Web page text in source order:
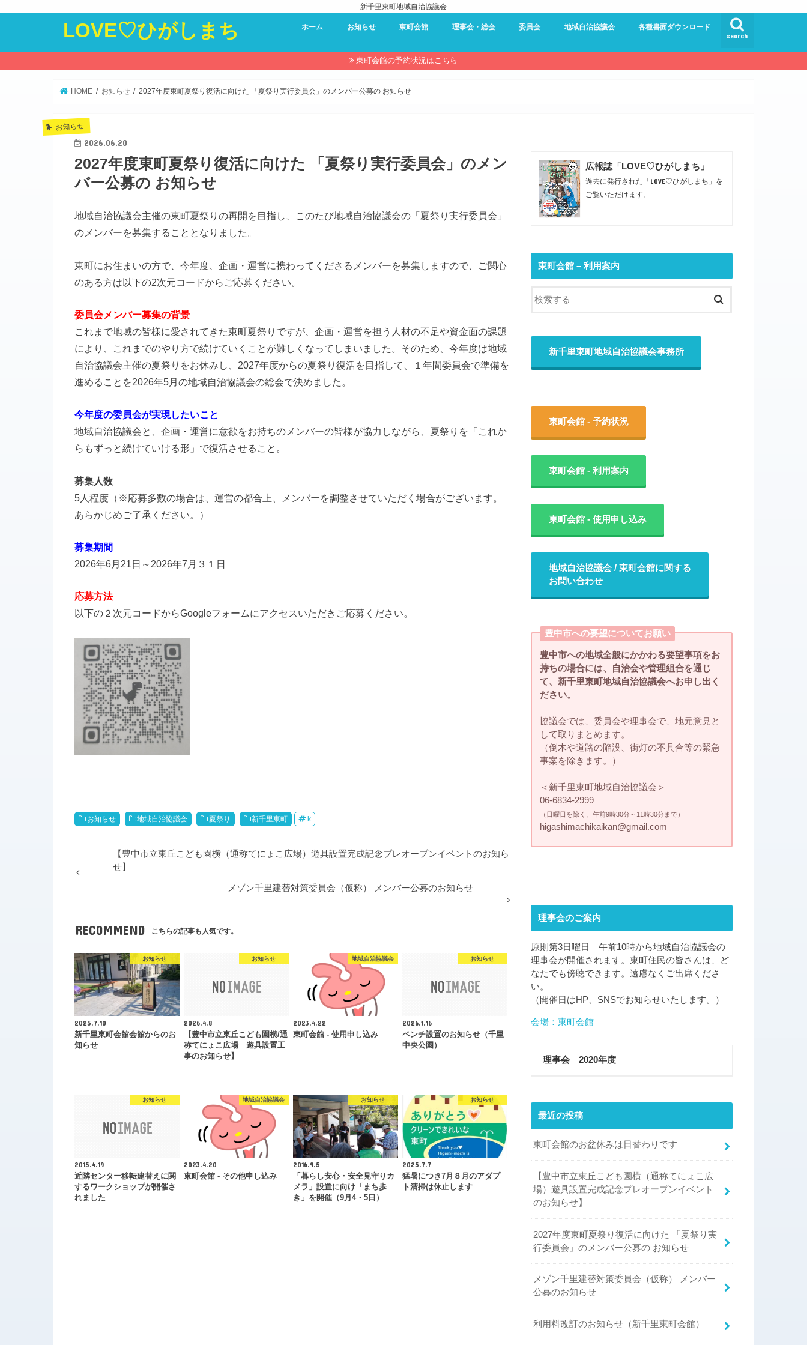
新千里東町地域自治協議会
LOVE♡ひがしまち search
ホーム お知らせ 東町会館
東町会館 – 利用案内
東町会館 – 予約状況
東町会館 – 使用申し込み
理事会・総会
理事会・総会
過去の理事会・総会資料
委員会
防災委員会
環境委員会
夏祭り
近隣センター委員会
キャンドルロード
東町会館
広報委員会
地域自治協議会 各種書面ダウンロード
東町会館の予約状況はこちら
HOME お知らせ 2027年度東町夏祭り復活に向けた 「夏祭り実行委員会」のメンバー公募の お知らせ
お知らせ
2026.06.20
2027年度東町夏祭り復活に向けた 「夏祭り実行委員会」のメン
バー公募の お知らせ
地域自治協議会主催の東町夏祭りの再開を目指し、このたび地域自治協議会の「夏祭り実行委員会」
のメンバーを募集することとなりました。
東町にお住まいの方で、今年度、企画・運営に携わってくださるメンバーを募集しますので、ご関心
のある方は以下の2次元コードからご応募ください。
委員会メンバー募集の背景
これまで地域の皆様に愛されてきた東町夏祭りですが、企画・運営を担う人材の不足や資金面の課題
により、これまでのやり方で続けていくことが難しくなってしまいました。そのため、今年度は地域
自治協議会主催の夏祭りをお休みし、2027年度からの夏祭り復活を目指して、１年間委員会で準備を
進めることを2026年5月の地域自治協議会の総会で決めました。
今年度の委員会が実現したいこと
地域自治協議会と、企画・運営に意欲をお持ちのメンバーの皆様が協力しながら、夏祭りを「これか
らもずっと続けていける形」で復活させること。
募集人数
5人程度（※応募多数の場合は、運営の都合上、メンバーを調整させていただく場合がございます。
あらかじめご了承ください。）
募集期間
2026年6月21日～2026年7月３１日
応募方法
以下の２次元コードからGoogleフォームにアクセスいただきご応募ください。
お知らせ 地域自治協議会 夏祭り 新千里東町 k
【豊中市立東丘こども園横（通称てにょこ広場）遊具設置完成記念プレオープンイベントのお知ら
せ】
メゾン千里建替対策委員会（仮称） メンバー公募のお知らせ
RECOMMEND こちらの記事も人気です。
お知らせ
2025.7.10
新千里東町会館会館からのお
知らせ
お知らせ
2026.4.8
【豊中市立東丘こども園横/通
称てにょこ広場 遊具設置工
事のお知らせ】
地域自治協議会
2023.4.22
東町会館 - 使用申し込み
お知らせ
2026.1.16
ベンチ設置のお知らせ（千里
中央公園）
お知らせ
2015.4.19
近隣センター移転建替えに関
するワークショップが開催さ
れました
地域自治協議会
2023.4.20
東町会館 - その他申し込み
お知らせ
2016.9.5
「暮らし安心・安全見守りカ
メラ」設置に向け「まち歩
き」を開催（9月4・5日）
お知らせ
2025.7.7
猛暑につき7月８月のアダプ
ト清掃は休止します
広報誌「LOVE♡ひがしまち」
過去に発行された「LOVE♡ひがしまち」を
ご覧いただけます。
東町会館 – 利用案内
新千里東町地域自治協議会事務所
東町会館 - 予約状況
東町会館 - 利用案内
東町会館 - 使用申し込み
地域自治協議会 / 東町会館に関する
お問い合わせ
豊中市への要望についてお願い
豊中市への地域全般にかかわる要望事項をお
持ちの場合には、自治会や管理組合を通じ
て、新千里東町地域自治協議会へお申し出く
ださい。
協議会では、委員会や理事会で、地元意見と
して取りまとめます。
（倒木や道路の陥没、街灯の不具合等の緊急
事案を除きます。）
＜新千里東町地域自治協議会＞
06-6834-2999
（日曜日を除く、午前9時30分～11時30分まで）
higashimachikaikan@gmail.com
理事会のご案内
原則第3日曜日 午前10時から地域自治協議会の
理事会が開催されます。東町住民の皆さんは、ど
なたでも傍聴できます。遠慮なくご出席くださ
い。
（開催日はHP、SNSでお知らせいたします。）
会場：東町会館
理事会 2020年度
最近の投稿
東町会館のお盆休みは日替わりです
【豊中市立東丘こども園横（通称てにょこ広
場）遊具設置完成記念プレオープンイベント
のお知らせ】
2027年度東町夏祭り復活に向けた 「夏祭り実
行委員会」のメンバー公募の お知らせ
メゾン千里建替対策委員会（仮称） メンバー
公募のお知らせ
利用料改訂のお知らせ（新千里東町会館）